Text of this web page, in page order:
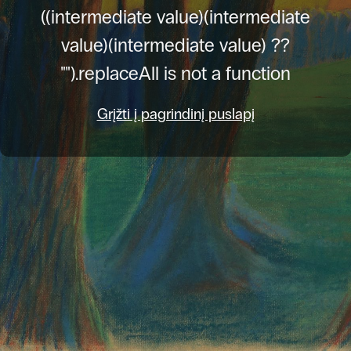
((intermediate value)(intermediate
value)(intermediate value) ??
"").replaceAll is not a function
Grįžti į pagrindinį puslapį